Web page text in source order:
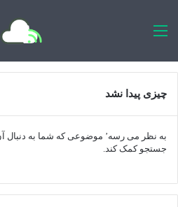
چیزی پیدا نشد
به نظر می رسه’ موضوعی که شما به دنبال
جستجو کمک کند.